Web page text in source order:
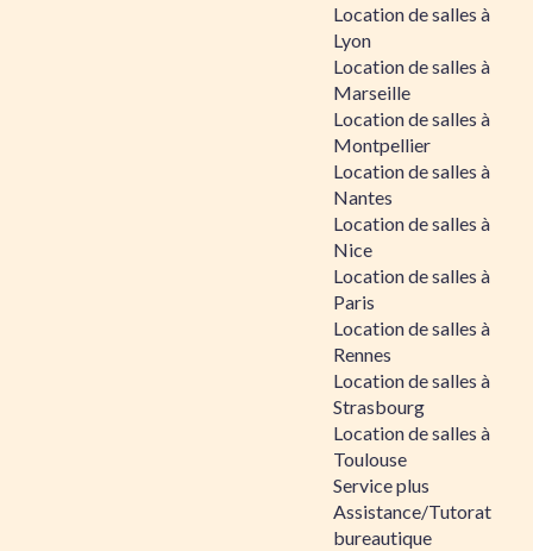
Location de salles à
Lyon
Location de salles à
Marseille
Location de salles à
Montpellier
Location de salles à
Nantes
Location de salles à
Nice
Location de salles à
Paris
Location de salles à
Rennes
Location de salles à
Strasbourg
Location de salles à
Toulouse
Service plus
Assistance/Tutorat
bureautique